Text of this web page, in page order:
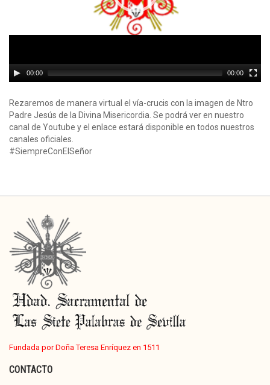
00:00 00:00
Rezaremos de manera virtual el vía-crucis con la imagen de Ntro
Padre Jesús de la Divina Misericordia. Se podrá ver en nuestro
canal de Youtube y el enlace estará disponible en todos nuestros
canales oficiales.
#SiempreConElSeñor
Fundada por Doña Teresa Enríquez en 1511
CONTACTO